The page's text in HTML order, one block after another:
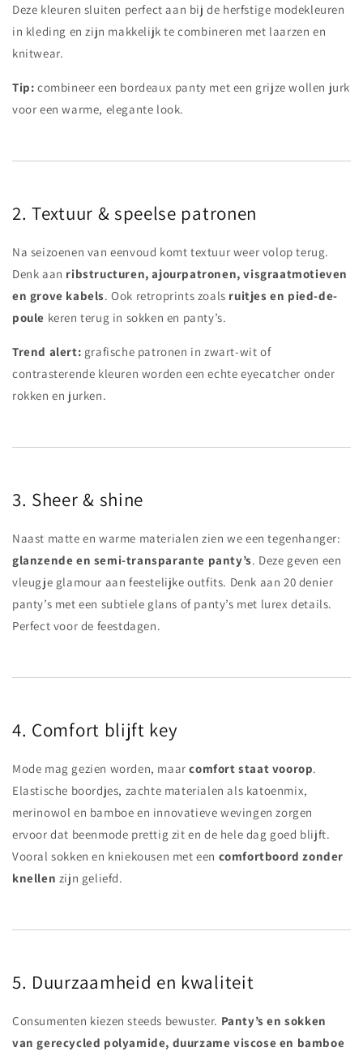
Deze kleuren sluiten perfect aan bij de herfstige modekleuren
in kleding en zijn makkelijk te combineren met laarzen en
knitwear.
Tip: combineer een bordeaux panty met een grijze wollen jurk
voor een warme, elegante look.
2. Textuur & speelse patronen
Na seizoenen van eenvoud komt textuur weer volop terug.
Denk aan ribstructuren, ajourpatronen, visgraatmotieven
en grove kabels. Ook retroprints zoals ruitjes en pied-de-
poule keren terug in sokken en panty’s.
Trend alert: grafische patronen in zwart-wit of
contrasterende kleuren worden een echte eyecatcher onder
rokken en jurken.
3. Sheer & shine
Naast matte en warme materialen zien we een tegenhanger:
glanzende en semi-transparante panty’s. Deze geven een
vleugje glamour aan feestelijke outfits. Denk aan 20 denier
panty’s met een subtiele glans of panty’s met lurex details.
Perfect voor de feestdagen.
4. Comfort blijft key
Mode mag gezien worden, maarcomfort staat voorop.
Elastische boordjes, zachte materialen als katoenmix,
merinowol en bamboe en innovatieve wevingen zorgen
ervoor dat beenmode prettig zit en de hele dag goed blijft.
Vooral sokken en kniekousen met een comfortboord zonder
knellen zijn geliefd.
5. Duurzaamheid en kwaliteit
Consumenten kiezen steeds bewuster. Panty’s en sokken
van gerecycled polyamide, duurzame viscose en bamboe